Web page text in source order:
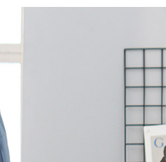
，點擊此簡訊中的連結，可透過四大超商
進行付款，方視為交易完成。
需立刻繳費，但若您需要取消訂單，請聯
意取消之訂單仍視為有效，需透過AFTEE
先享後付 」之結帳頁面顯示為準，若有關於
退款等相關疑問，請聯繫「AFTEE先享後
support/home
司提供之「AFTEE先享後付」服務完成之
內提供個人資料，並將交易相關給付款項請
公司。
以上)免運費
以上)免運費
以上)免運費
下)
含以上)免運費